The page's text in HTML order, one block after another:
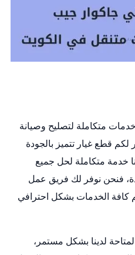
متكاملة لتصليح وصيانة
لكم قطع غيار تتميز بالجودة
خدمة متكاملة لحل جميع
فنحن نوفر لك فريق عمل
الخدمات بشكل احترافي
لدينا بشكل مستمر،